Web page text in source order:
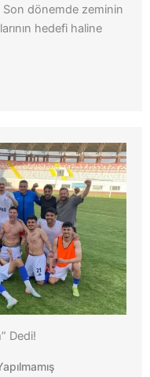
Son dönemde zeminin
hedefi haline
Dedi!